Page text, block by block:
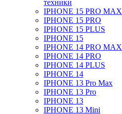
техники
IPHONE 15 PRO MAX
IPHONE 15 PRO
IPHONE 15 PLUS
IPHONE 15
IPHONE 14 PRO MAX
IPHONE 14 PRO
IPHONE 14 PLUS
IPHONE 14
IPHONE 13 Pro Max
IPHONE 13 Pro
IPHONE 13
IPHONE 13 Mini